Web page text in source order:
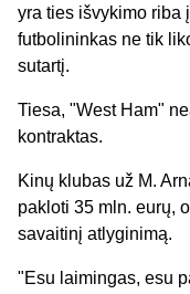
yra ties išvykimo riba
futbolininkas ne tik
sutartį.
Tiesa, "West Ham"
kontraktas.
Kinų klubas už M.
pakloti 35 mln. eurų,
savaitinį atlyginimą.
"Esu laimingas, esu